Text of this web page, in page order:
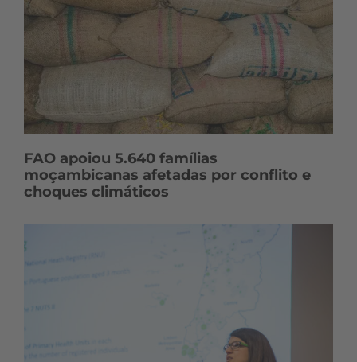
FAO apoiou 5.640 famílias
moçambicanas afetadas por conflito e
choques climáticos